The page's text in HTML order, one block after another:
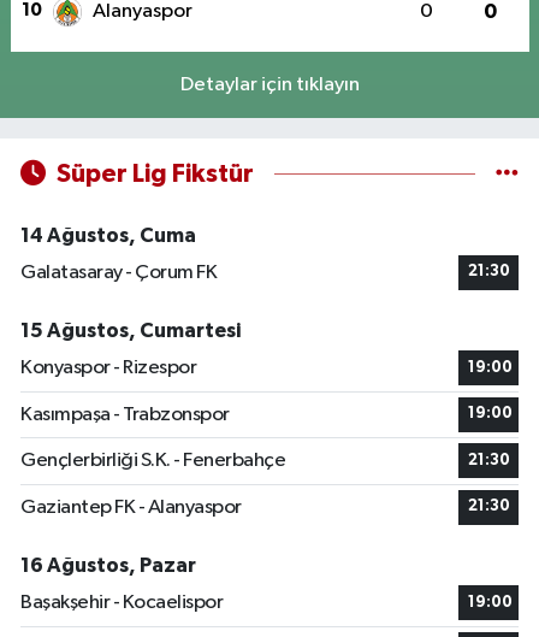
10 Alanyaspor 0 0
Detaylar için tıklayın
Süper Lig Fikstür
14 Ağustos, Cuma
Galatasaray - Çorum FK
21:30
15 Ağustos, Cumartesi
Konyaspor - Rizespor
19:00
Kasımpaşa - Trabzonspor 19:00
Gençlerbirliği S.K. - Fenerbahçe 21:30
Gaziantep FK - Alanyaspor 21:30
16 Ağustos, Pazar
Başakşehir - Kocaelispor
19:00